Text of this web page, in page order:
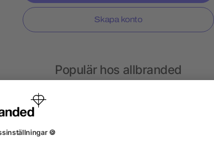
Skapa konto
Populär hos allbranded
Termosar
Ljus